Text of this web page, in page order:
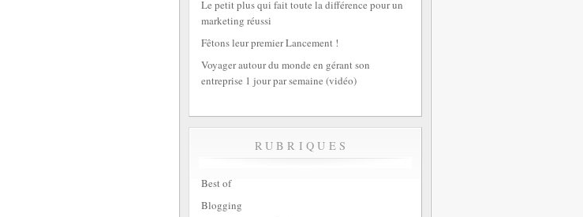
Le petit plus qui fait toute la différence pour un
marketing réussi
Fêtons leur premier Lancement !
Voyager autour du monde en gérant son
entreprise 1 jour par semaine (vidéo)
RUBRIQUES
Best of
Blogging